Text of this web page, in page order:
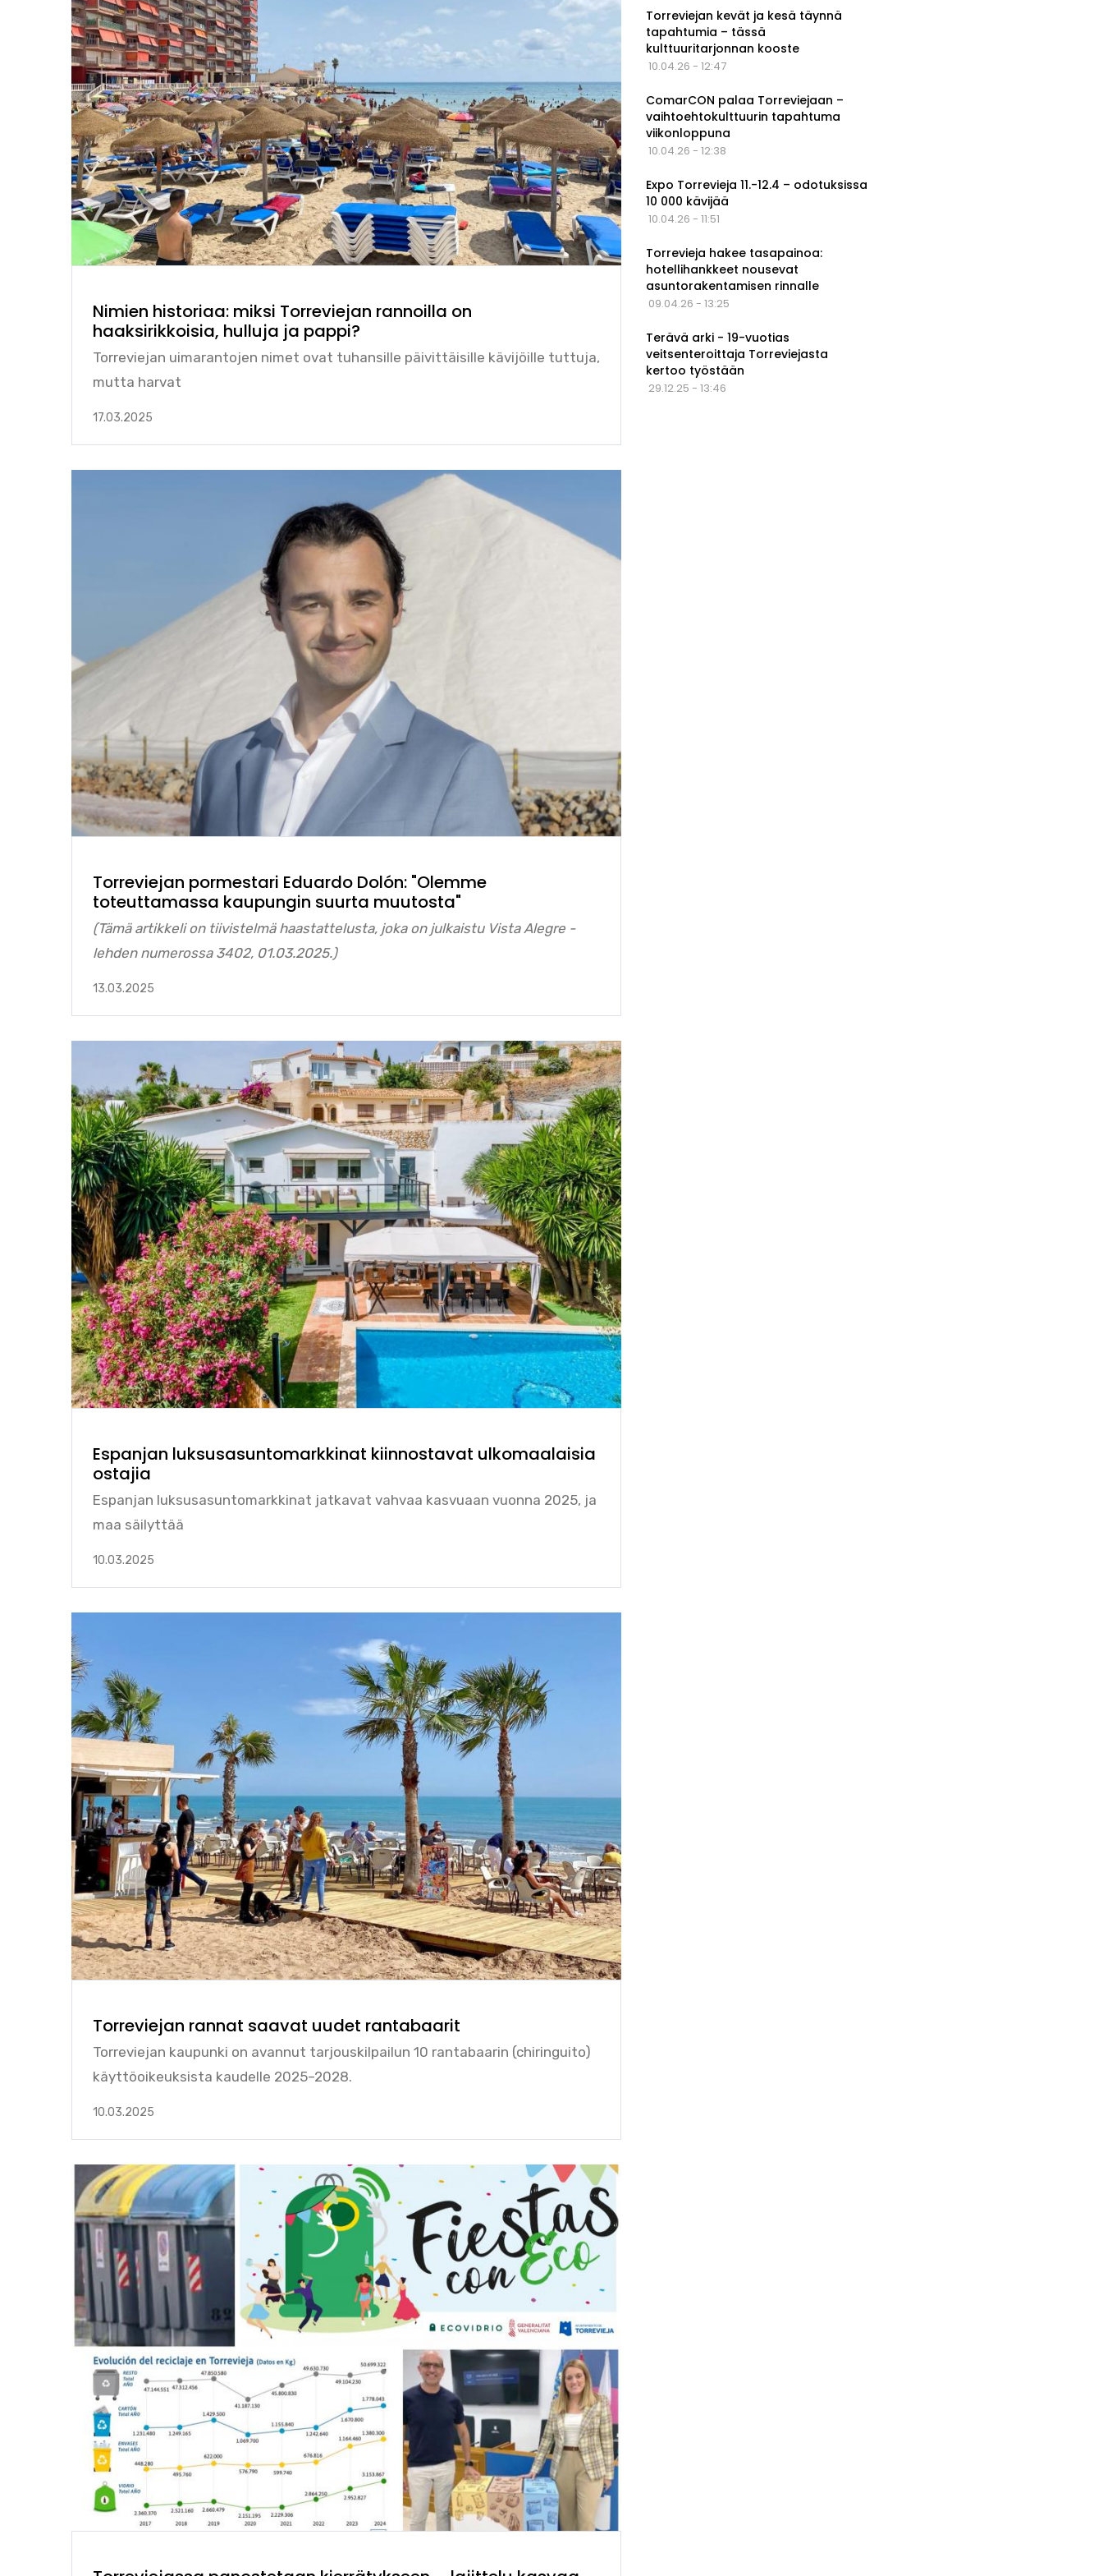
Nimien historiaa: miksi Torreviejan rannoilla on
haaksirikkoisia, hulluja ja pappi?
Torreviejan uimarantojen nimet ovat tuhansille päivittäisille kävijöille tuttuja,
mutta harvat
17.03.2025
Torreviejan pormestari Eduardo Dolón: "Olemme
toteuttamassa kaupungin suurta muutosta"
(Tämä artikkeli on tiivistelmä haastattelusta, joka on julkaistu Vista Alegre -
lehden numerossa 3402, 01.03.2025.)
13.03.2025
Espanjan luksusasuntomarkkinat kiinnostavat ulkomaalaisia
ostajia
Espanjan luksusasuntomarkkinat jatkavat vahvaa kasvuaan vuonna 2025, ja
maa säilyttää
10.03.2025
Torreviejan rannat saavat uudet rantabaarit
Torreviejan kaupunki on avannut tarjouskilpailun 10 rantabaarin (chiringuito)
käyttöoikeuksista kaudelle 2025–2028.
10.03.2025
Torreviejan kevät ja kesä täynnä
tapahtumia – tässä
kulttuuritarjonnan kooste
10.04.26 - 12:47
ComarCON palaa Torreviejaan –
vaihtoehtokulttuurin tapahtuma
viikonloppuna
10.04.26 - 12:38
Expo Torrevieja 11.-12.4 – odotuksissa
10 000 kävijää
10.04.26 - 11:51
Torrevieja hakee tasapainoa:
hotellihankkeet nousevat
asuntorakentamisen rinnalle
09.04.26 - 13:25
Terävä arki - 19-vuotias
veitsenteroittaja Torreviejasta
kertoo työstään
29.12.25 - 13:46